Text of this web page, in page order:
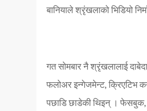
बानियाले श्रृंखलाको भिडियो
गत सोमबार नै श्रृंखलालाई
फलोअर इन्गेजमेन्ट, क्रिएटिभ
पछाडि छाडेकी थिइन् । फेसबुक,